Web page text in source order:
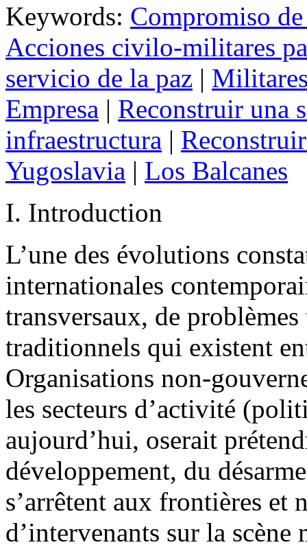
Keywords: Compromiso
Acciones civilo-militares
servicio de la paz |
Empresa | Reconstruir una
infraestructura |
Yugoslavia | Los Balcanes
I. Introduction
L’une des évolutions
internationales
transversaux, de
traditionnels qui existent
Organisations non-
les secteurs d’activité
aujourd’hui, oserait
développement, du
s’arrêtent aux frontières et
d’intervenants sur la scène